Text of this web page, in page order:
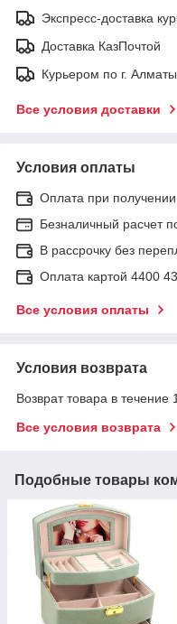
Экспресс-доставка
Доставка КазПочтой
Курьером по г.
Все условия доставки
Условия оплаты
Оплата при получении
Безналичный расчет
В рассрочку без
Оплата картой 4400
Все условия оплаты
Условия возврата
Возврат товара в течение
Все условия возврата
Подобные товары